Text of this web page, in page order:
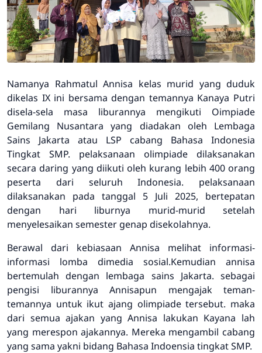
Namanya Rahmatul Annisa kelas murid yang duduk
dikelas IX ini bersama dengan temannya Kanaya Putri
disela-sela masa liburannya mengikuti Oimpiade
Gemilang Nusantara yang diadakan oleh Lembaga
Sains Jakarta atau LSP cabang Bahasa Indonesia
Tingkat SMP. pelaksanaan olimpiade dilaksanakan
secara daring yang diikuti oleh kurang lebih 400 orang
peserta dari seluruh Indonesia. pelaksanaan
dilaksanakan pada tanggal 5 Juli 2025, bertepatan
dengan hari liburnya murid-murid setelah
menyelesaikan semester genap disekolahnya.
Berawal dari kebiasaan Annisa melihat informasi-
informasi lomba dimedia sosial.Kemudian annisa
bertemulah dengan lembaga sains Jakarta. sebagai
pengisi liburannya Annisapun mengajak teman-
temannya untuk ikut ajang olimpiade tersebut. maka
dari semua ajakan yang Annisa lakukan Kayana lah
yang merespon ajakannya. Mereka mengambil cabang
yang sama yakni bidang Bahasa Indoensia tingkat SMP.